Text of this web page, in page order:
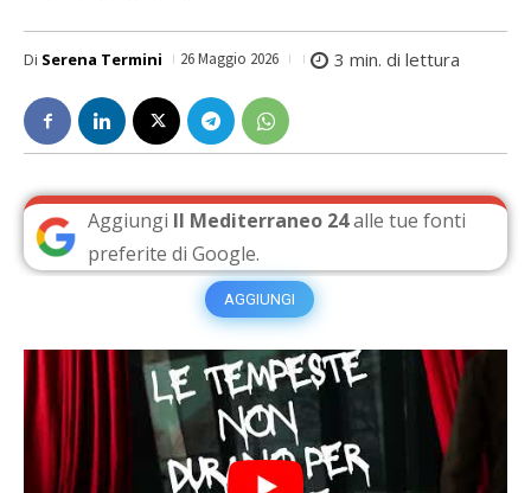
Di Serena Termini 26 Maggio 2026 3 min. di lettura
Aggiungi Il Mediterraneo 24alle tue fonti
preferite di Google.
AGGIUNGI